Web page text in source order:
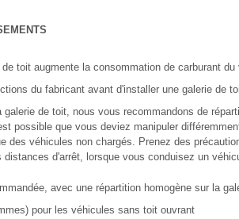
de toit augmente la consommation de carburant
du fabricant avant d'installer une galerie de
galerie de toit, nous vous recommandons de
possible que vous deviez manipuler
des véhicules non chargés. Prenez des
distances d'arrêt, lorsque vous conduisez un
avec une répartition homogène sur la
pour les véhicules sans toit ouvrant